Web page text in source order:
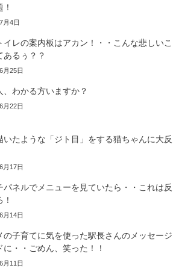
月4日
イレの案内板はアカン！・・こんな悲しいこ
あるぅ？？
月25日
、わかる方いますか？
月22日
いたような「ジト目」をする猫ちゃんに大反
月17日
パネルでメニューを見ていたら・・これは反
月14日
の子育てに気を使った駅長さんのメッセージ
に・・ごめん、笑った！！
月11日